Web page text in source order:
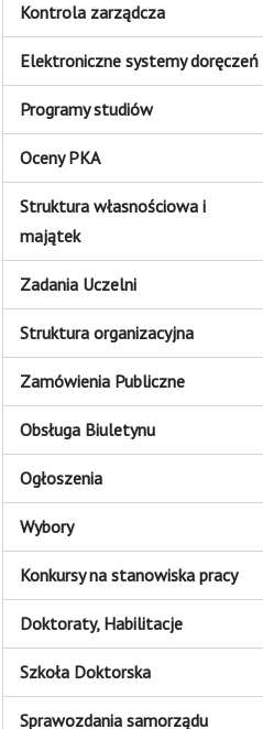
Kontrola zarządcza
Elektroniczne systemy doręczeń
Programy studiów
Oceny PKA
Struktura własnościowa i
majątek
Zadania Uczelni
Struktura organizacyjna
Zamówienia Publiczne
Obsługa Biuletynu
Ogłoszenia
Wybory
Konkursy na stanowiska pracy
Doktoraty, Habilitacje
Szkoła Doktorska
Sprawozdania samorządu